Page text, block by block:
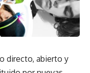
directo, abierto y